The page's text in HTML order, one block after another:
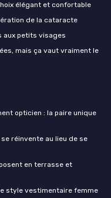
élégant et confortable
de la cataracte
aux petits visages
mais ça vaut vraiment le
opticien : la paire unique
réinvente au lieu de se
en terrasse et
style vestimentaire femme